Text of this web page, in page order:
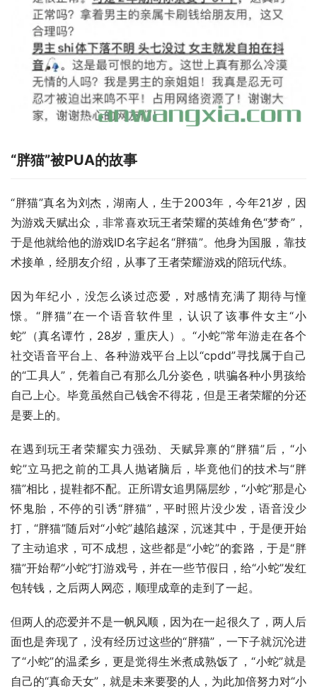
“胖猫”被PUA的故事
“胖猫”真名为刘杰，湖南人，生于2003年，今年21岁，因
为游戏天赋出众，非常喜欢玩王者荣耀的英雄角色“梦奇”，
于是他就给他的游戏ID名字起名“胖猫”。他身为国服，靠技
术接单，经朋友介绍，从事了王者荣耀游戏的陪玩代练。
因为年纪小，没怎么谈过恋爱，对感情充满了期待与憧
憬。“胖猫”在一个语音软件里，认识了该事件女主“小
蛇”（真名谭竹，28岁，重庆人）。“小蛇”常年游走在各个
社交语音平台上、各种游戏平台上以“cpdd”寻找属于自己
的“工具人”，凭着自己有那么几分姿色，哄骗各种小男孩给
自己上心。毕竟虽然自己钱舍不得花，但是王者荣耀的分还
是要上的。
在遇到玩王者荣耀实力强劲、天赋异禀的“胖猫”后，“小
蛇”立马把之前的工具人抛诸脑后，毕竟他们的技术与“胖
猫”相比，提鞋都不配。正所谓女追男隔层纱，“小蛇”那是心
怀鬼胎，不停的引诱“胖猫”，平时照片没少发，语音没少
打，“胖猫”随后对“小蛇”越陷越深，沉迷其中，于是便开始
了主动追求，可不成想，这些都是“小蛇”的套路，于是“胖
猫”开始帮“小蛇”打游戏号，并在一些节假日，给“小蛇”发红
包转钱，之后两人网恋，顺理成章的走到了一起。
但两人的恋爱并不是一帆风顺，因为在一起很久了，两人后
面也是奔现了，没有经历过这些的“胖猫”，一下子就沉沦进
了“小蛇”的温柔乡，更是觉得生米煮成熟饭了，“小蛇”就是
自己的“真命天女”，就是未来要娶的人，为此加倍努力对“小